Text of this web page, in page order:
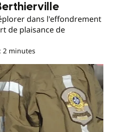
dans l'effondrement
de plaisance de
2 minutes